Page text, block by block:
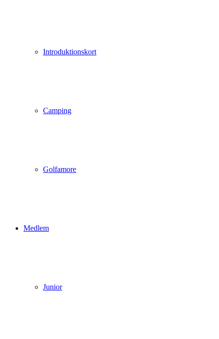
Introduktionskort
Camping
Golfamore
Medlem
Junior